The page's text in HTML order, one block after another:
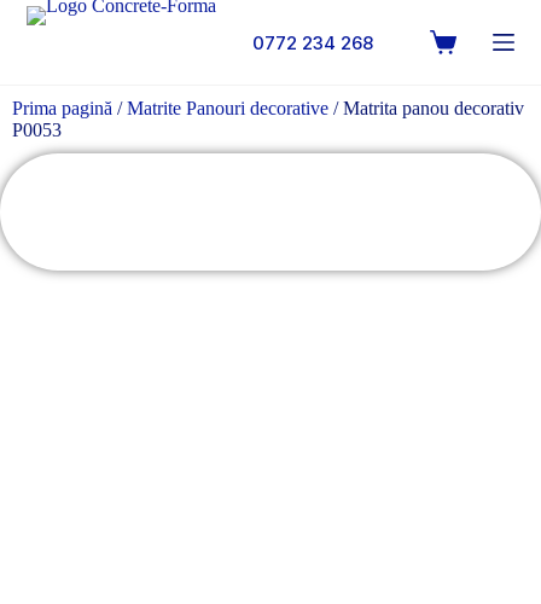
0772 234 268
Prima pagină /Matrite Panouri decorative / Matrita panou decorativ
P0053